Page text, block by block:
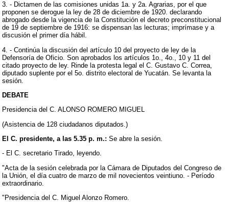
3. - Dictamen de las comisiones unidas 1a. y 2a. Agrarias, por el que
proponen se derogue la ley de 28 de diciembre de 1920. declarando
abrogado desde la vigencia de la Constitución el decreto preconstitucional
de 19 de septiembre de 1916: se dispensan las lecturas; imprímase y a
discusión el primer día hábil.
4. - Continúa la discusión del artículo 10 del proyecto de ley de la
Defensoría de Oficio. Son aprobados los artículos 1o., 4o., 10 y 11 del
citado proyecto de ley. Rinde la protesta legal el C. Gustavo C. Correa,
diputado suplente por el 5o. distrito electoral de Yucatán. Se levanta la
sesión.
DEBATE
Presidencia del C. ALONSO ROMERO MIGUEL
(Asistencia de 128 ciudadanos diputados.)
El C. presidente, a las 5.35 p. m.: Se abre la sesión.
- El C. secretario Tirado, leyendo.
"Acta de la sesión celebrada por la Cámara de Diputados del Congreso de
la Unión, el día cuatro de marzo de mil novecientos veintiuno. - Período
extraordinario.
"Presidencia del C. Miguel Alonzo Romero.